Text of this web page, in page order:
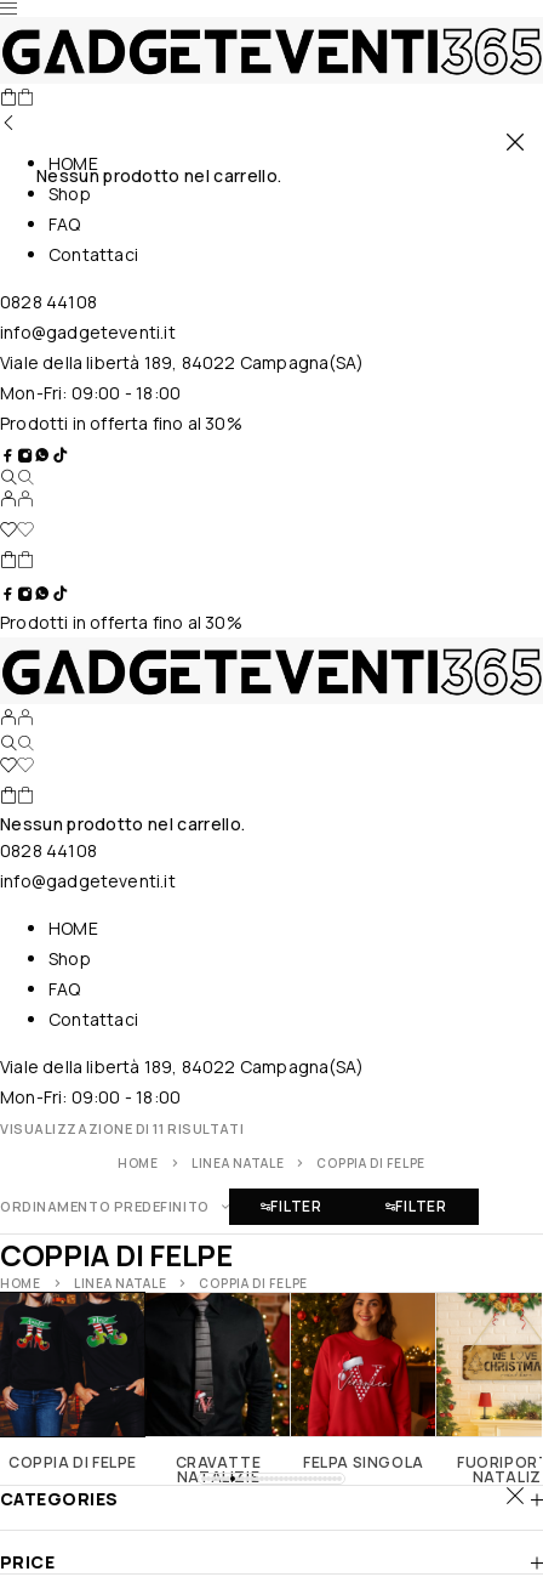
Nessun prodotto nel carrello.
HOME
Shop
FAQ
Contattaci
0828 44108
info@gadgeteventi.it
Viale della libertà 189, 84022 Campagna(SA)
Mon-Fri: 09:00 - 18:00
Prodotti in offerta fino al 30%
Prodotti in offerta fino al 30%
Nessun prodotto nel carrello.
0828 44108
info@gadgeteventi.it
HOME
Shop
FAQ
Contattaci
Viale della libertà 189, 84022 Campagna(SA)
Mon-Fri: 09:00 - 18:00
VISUALIZZAZIONE DI 11 RISULTATI
HOME LINEA NATALE COPPIA DI FELPE
ORDINAMENTO PREDEFINITO FILTER FILTER
COPPIA DI FELPE
HOME LINEA NATALE COPPIA DI FELPE
COPPIA DI FELPE CRAVATTE
NATALIZIE
FELPA SINGOLA
CATEGORIES
PRICE